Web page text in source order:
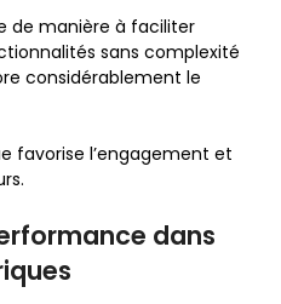
de manière à faciliter
sans complexité
considérablement le
favorise l’engagement et
dans